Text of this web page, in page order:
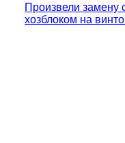
Произвели замену
хозблоком на